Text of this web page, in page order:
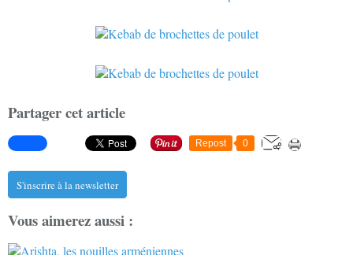
Partager cet article
Repost 0
S'inscrire à la newsletter
Vous aimerez aussi :